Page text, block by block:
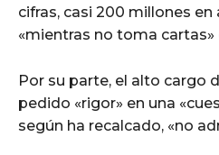
cifras, casi 200 millones
«mientras no toma cartas»
Por su parte, el alto cargo
pedido «rigor» en una
según ha recalcado, «no